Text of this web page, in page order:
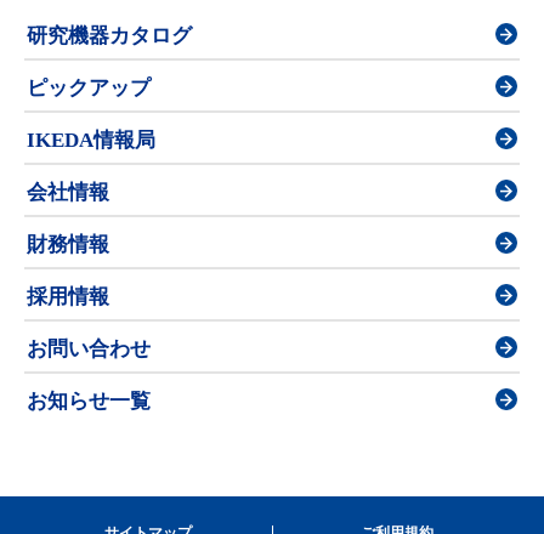
研究機器カタログ
ピックアップ
IKEDA情報局
会社情報
財務情報
採用情報
お問い合わせ
お知らせ一覧